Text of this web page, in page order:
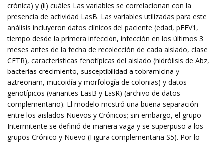
crónica) y (ii) cuáles Las variables se correlacionan con la
presencia de actividad LasB. Las variables utilizadas para este
análisis incluyeron datos clínicos del paciente (edad, pFEV1,
tiempo desde la primera infección, infección en los últimos 3
meses antes de la fecha de recolección de cada aislado, clase
CFTR), características fenotípicas del aislado (hidrólisis de Abz,
bacterias crecimiento, susceptibilidad a tobramicina y
aztreonam, mucoidía y morfología de colonias) y datos
genotípicos (variantes LasB y LasR) (archivo de datos
complementario). El modelo mostró una buena separación
entre los aislados Nuevos y Crónicos; sin embargo, el grupo
Intermitente se definió de manera vaga y se superpuso a los
grupos Crónico y Nuevo (Figura complementaria S5). Por lo